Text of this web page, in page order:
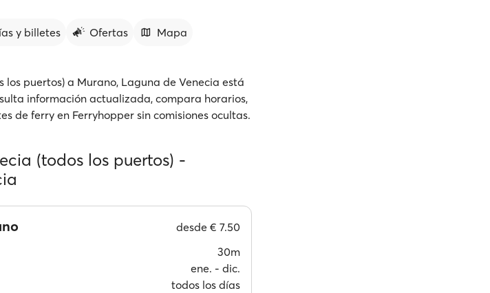
y billetes Ofertas Mapa
los puertos) a Murano, Laguna de Venecia está
información actualizada, compara horarios,
de ferry en Ferryhopper sin comisiones ocultas.
(todos los puertos) -
desde € 7.50
30m
ene. ‐ dic.
todos los días